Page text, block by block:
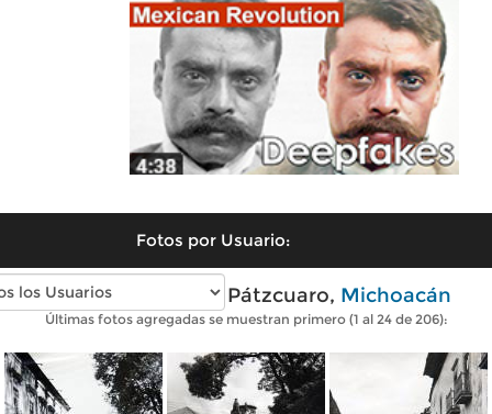
Fotos por Usuario:
Fotos antiguas de Pátzcuaro, Michoacán
Últimas fotos agregadas se muestran primero (1 al 24 de 206):